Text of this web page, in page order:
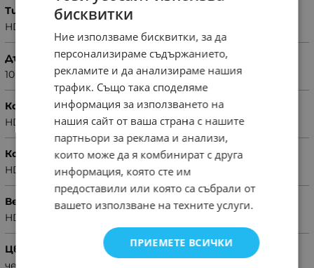
Тип
HDMI-HDMI
Дължина
10m
Конструкция
HDMI/M-HDMI/M
Конектори
HDMI/M
Версия
HDMI 1.4
Цвят
черен
бисквитки
Ние използваме бисквитки, за да
персонализираме съдържанието,
рекламите и да анализираме нашия
трафик. Също така споделяме
информация за използването на
нашия сайт от ваша страна с нашите
партньори за реклама и анализи,
които може да я комбинират с друга
информация, която сте им
предоставили или която са събрали от
вашето използване на техните услуги.
ПРИЕМЕТЕ ВСИЧКИ